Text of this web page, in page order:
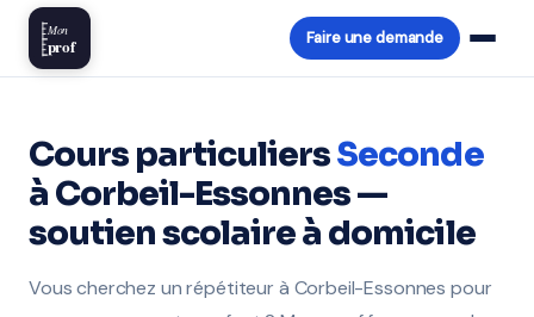
Mon
prof Faire une demande
Cours particuliersSeconde
à Corbeil-Essonnes —
soutien scolaire à domicile
Vous cherchez un répétiteur à Corbeil-Essonnes pour